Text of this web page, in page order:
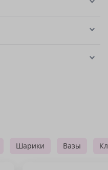
Шарики Вазы